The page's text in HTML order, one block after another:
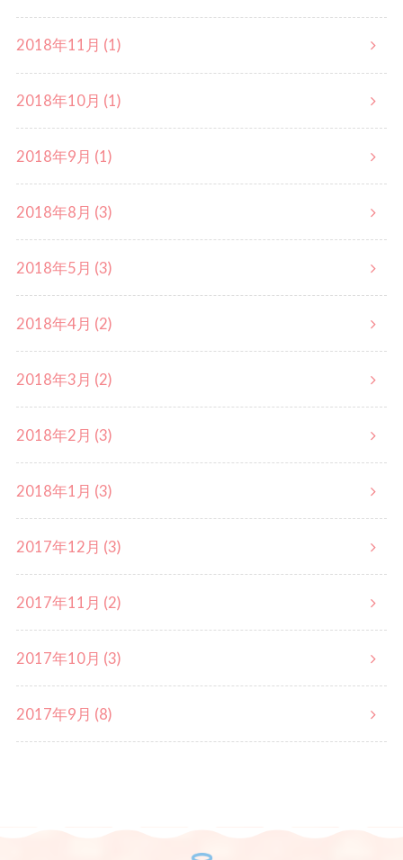
2018年11月 (1)
2018年10月 (1)
2018年9月 (1)
2018年8月 (3)
2018年5月 (3)
2018年4月 (2)
2018年3月 (2)
2018年2月 (3)
2018年1月 (3)
2017年12月 (3)
2017年11月 (2)
2017年10月 (3)
2017年9月 (8)